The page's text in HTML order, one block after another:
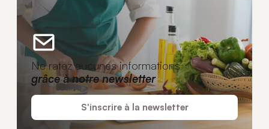
Ne ratez aucunes informations
grâce à notre newsletter
S'inscrire à la newsletter